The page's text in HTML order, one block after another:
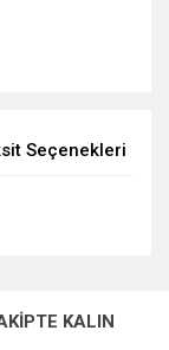
Seçenekleri
KALIN